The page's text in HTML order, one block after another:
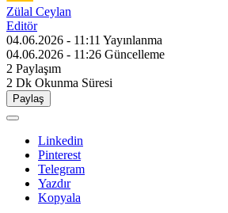
Zülal Ceylan
Editör
04.06.2026 - 11:11 Yayınlanma
04.06.2026 - 11:26 Güncelleme
2 Paylaşım
2 Dk Okunma Süresi
Paylaş
Linkedin
Pinterest
Telegram
Yazdır
Kopyala